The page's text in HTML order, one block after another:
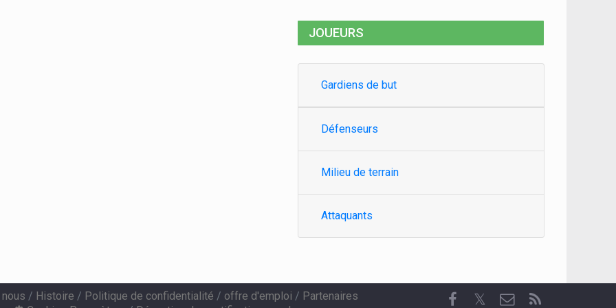
JOUEURS
Gardiens de but
Défenseurs
Milieu de terrain
Attaquants
/ Histoire / Politique de confidentialité / offre d'emploi / Partenaires
𝕏